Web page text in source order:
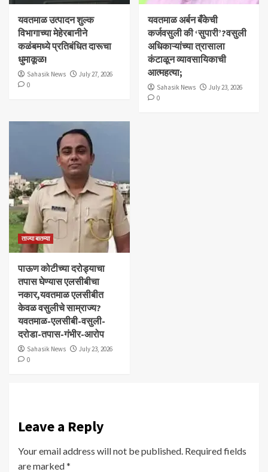
यवतमाळ उत्पादन शुल्क
विभागाच्या मेहेरबानीने
कळंबमध्ये प्रतिबंधित दारूचा
धुमाकूळ!
Sahasik News
July 27, 2026
0
​यवतमाळ अर्बन बँकेची
कर्जवसुली की ‘सुपारी’?वसुली
अधिकाऱ्यांच्या त्रासाला
कंटाळून व्यावसायिकाची
आत्महत्या;
Sahasik News
July 23, 2026
0
ताज्या बातम्या
पाऊण कोटीच्या दरोड्याचा
तपास घेण्यास एलसीबीचा
नकार,यवतमाळ एलसीबीत
केवळ वसुलीचे साम्राज्य?
यवतमाळ-एलसीबी-वसुली-
दरोडा-तपास-गंभीर-आरोप
Sahasik News
July 23, 2026
0
Leave a Reply
Your email address will not be published. Required fields
are marked*